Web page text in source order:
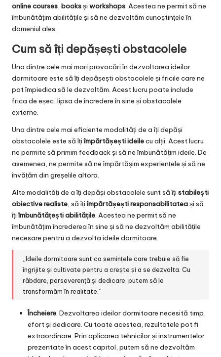
online courses, booksși workshops. Acestea ne permit să ne
îmbunătățim abilitățile și să ne dezvoltăm cunoștințele în
domeniul ales.
Cum să îți depășești obstacolele
Una dintre cele mai mari provocări în dezvoltarea ideilor
dormitoare este să îți depășești obstacolele și fricile care ne
pot împiedica să le dezvoltăm. Acest lucru poate include
frica de eșec, lipsa de încredere în sine și obstacolele
externe.
Una dintre cele mai eficiente modalități de a îți depăși
obstacolele este să îțiîmpărtășești ideilecu alții. Acest lucru
ne permite să primim feedback și să ne îmbunătățim ideile. De
asemenea, ne permite să ne împărtășim experiențele și să ne
învățăm din greșelile altora.
Alte modalități de a îți depăși obstacolele sunt să îți stabilești
obiective realiste, să îțiîmpărtășești responsabilitateași să
îțiîmbunătățești abilitățile. Acestea ne permit să ne
îmbunătățim încrederea în sine și să ne dezvoltăm abilitățile
necesare pentru a dezvolta ideile dormitoare.
„Ideile dormitoare sunt ca semințele care trebuie să fie
îngrijite și cultivate pentru a crește și a se dezvolta. Cu
răbdare, perseverență și dedicare, putem să le
transformăm în realitate.”
Încheiere: Dezvoltarea ideilor dormitoare necesită timp,
efort și dedicare. Cu toate acestea, rezultatele pot fi
extraordinare. Prin aplicarea tehnicilor și instrumentelor
prezentate în acest capitol, putem să ne dezvoltăm